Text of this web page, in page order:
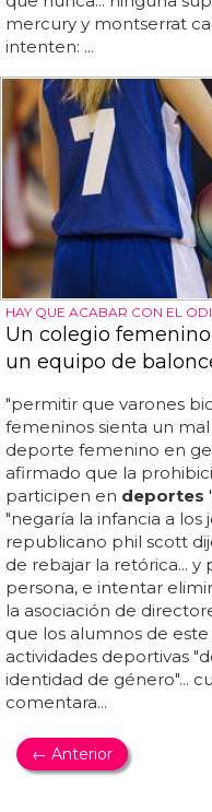
mercury y montserrat
intenten: ...
HAY QUE ACABAR CON EL
Un colegio
un equipo de
"permitir que varones
femeninos sienta un
deporte femenino en
afirmado que la
participen en deportes
"negaría la infancia a los
republicano phil scott
de rebajar la retórica...
persona, e intentar
la asociación de
que los alumnos de
actividades deportivas
identidad de género"...
comentara...
← Anterior